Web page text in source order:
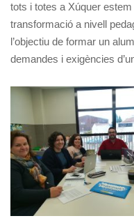
tots i totes a Xúquer
transformació a nivell
l’objectiu de formar un
demandes i exigències